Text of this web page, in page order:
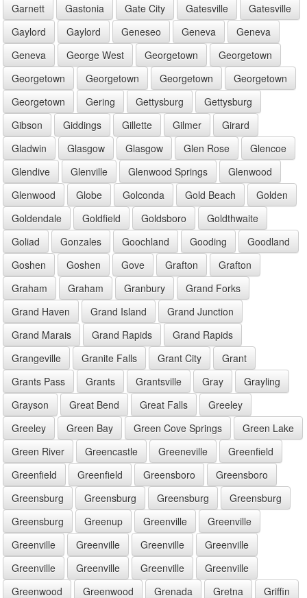
Garnett
Gastonia Gate City Gatesville
Gatesville
Gaylord
Gaylord Geneseo Geneva
Geneva
Geneva
George West Georgetown
Georgetown
Georgetown
Georgetown Georgetown
Georgetown
Georgetown
Gering Gettysburg
Gettysburg
Gibson
Giddings Gillette Gilmer
Girard
Gladwin
Glasgow Glasgow Glen Rose
Glencoe
Glendive
Glenville Glenwood Springs
Glenwood
Glenwood
Globe Golconda Gold Beach
Golden
Goldendale
Goldfield Goldsboro
Goldthwaite
Goliad
Gonzales Goochland Gooding
Goodland
Goshen
Goshen Gove Grafton
Grafton
Graham
Graham Granbury
Grand Forks
Grand Haven
Grand Island
Grand Junction
Grand Marais
Grand Rapids
Grand Rapids
Grangeville
Granite Falls Grant City
Grant
Grants Pass
Grants Grantsville Gray
Grayling
Grayson
Great Bend Great Falls
Greeley
Greeley
Green Bay Green Cove Springs
Green Lake
Green River
Greencastle Greeneville
Greenfield
Greenfield
Greenfield Greensboro
Greensboro
Greensburg
Greensburg Greensburg
Greensburg
Greensburg
Greenup Greenville
Greenville
Greenville
Greenville Greenville
Greenville
Greenville
Greenville Greenville
Greenville
Greenwood
Greenwood Grenada Gretna
Griffin